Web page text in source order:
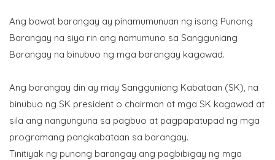
Ang bawat barangay ay pinamumunuan ng isang Punong
Barangay na siya rin ang namumuno sa Sangguniang
Barangay na binubuo ng mga barangay kagawad.
Ang barangay din ay may Sangguniang Kabataan (SK), na
binubuo ng SK president o chairman at mga SK kagawad at
sila ang nangunguna sa pagbuo at pagpapatupad ng mga
programang pangkabataan sa barangay.
Tinitiyak ng punong barangay ang pagbibigay ng mga